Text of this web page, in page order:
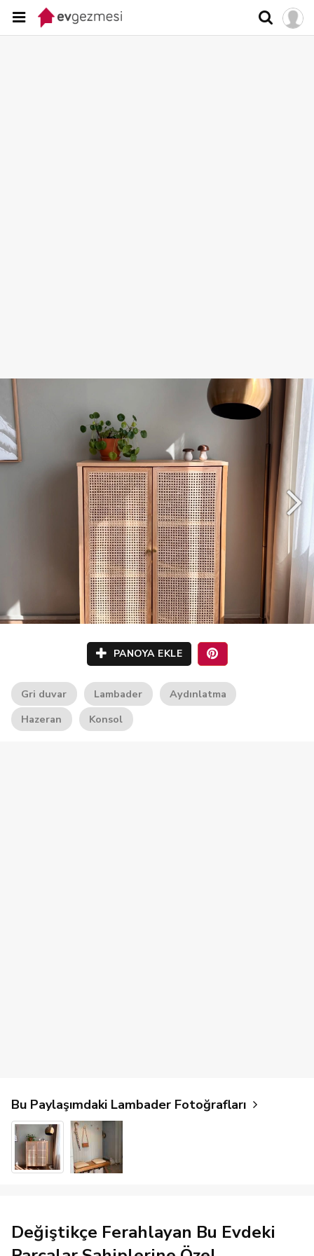
PANOYA EKLE
Gri duvar Lambader
Aydınlatma
Hazeran
Konsol
Bu Paylaşımdaki Lambader Fotoğrafları
Değiştikçe Ferahlayan Bu Evdeki